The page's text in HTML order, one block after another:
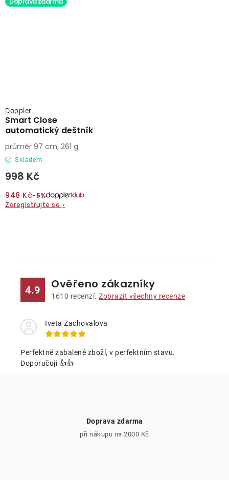
Smart Close
automatický deštník
Doppler
Skladem
998 Kč
948 Kč−5%
Zaregistrujte se ›
průměr 97 cm, 261 g
4.9 Ověřeno zákazníky
1610 recenzí. Zobrazit všechny recenze
Iveta Zachovalova
Perfektně zabalené zboží, v perfektním stavu.
Doporučuji 👍👍
Doprava zdarma
při nákupu na 2000 Kč